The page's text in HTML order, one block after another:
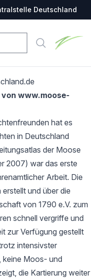
Deutschland
Suche
www.moose-
hat es
in Deutschland
der Moose
2007) war das erste
Arbeit. Die
und über die
von 1790 e.V. zum
schnell vergriffe und
zur Verfügung gestellt
intensivster
keine Moos- und
die Kartierung weiter